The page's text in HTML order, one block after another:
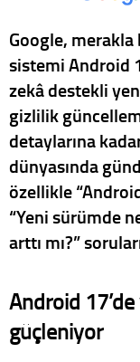
Google,
sistemi Android
zekâ destekli
gizlilik
detaylarına
dünyasında
özellikle
“Yeni sürümde
arttı mı?”
Android
güçleniyor